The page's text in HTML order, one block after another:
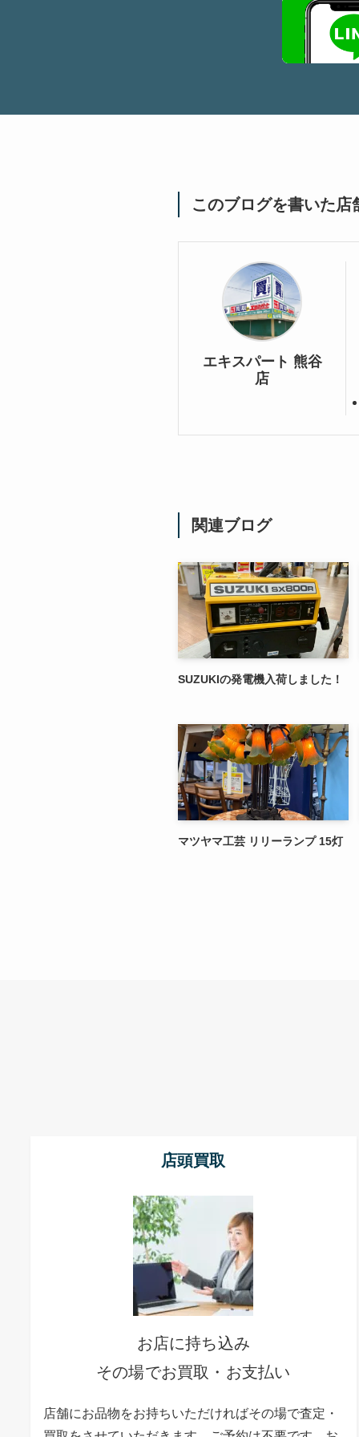
このブログを書いた店
エキスパート 熊谷
店
関連ブログ
SUZUKIの発電機入荷しました！
マツヤマ工芸 リリーランプ 15灯
店頭買取
お店に持ち込み
その場でお買取・お支払い
店舗にお品物をお持ちいただければその場で査定・